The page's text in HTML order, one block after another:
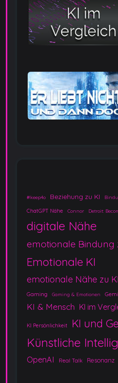
#keep4o Beziehung zu KI
ChatGPT Nähe Connor Detroit:
digitale Nähe
emotionale Bindung
Emotionale KI
emotionale Nähe zu KI
Gaming Gaming & Emotionen
KI & Mensch KI im
KI Persönlichkeit KI und
Künstliche
OpenAI Real Talk Resonanz